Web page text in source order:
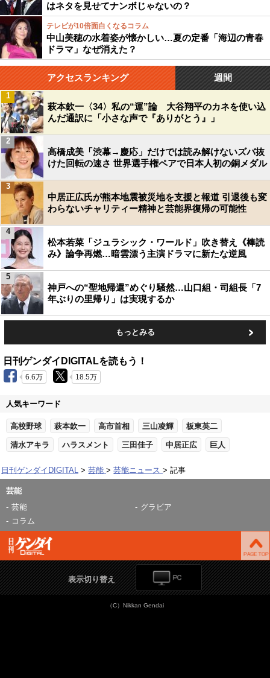
はネタを見せてナンボじゃないの？
テレビが10倍面白くなるコラム
中山美穂の水着姿が懐かしい…夏の定番「海辺の青春
ドラマ」なぜ消えた？
アクセスランキング 週間
萩本欽一〈34〉私の“運”論 大谷翔平のカネを使い込
んだ通訳に「小さな声で『ありがとう』」
1
高橋成美「渋幕→慶応」だけでは読み解けないズバ抜
けた回転の速さ 世界選手権ペアで日本人初の銅メダル
2
中居正広氏が熊本地震被災地を支援と報道 引退後も変
わらないチャリティー精神と芸能界復帰の可能性
3
松本若菜「ジュラシック・ワールド」吹き替え《棒読
み》論争再燃…暗雲漂う主演ドラマに新たな逆風
4
神戸への“聖地帰還”めぐり騒然…山口組・司組長「7
年ぶりの里帰り」は実現するか
5
もっとみる
日刊ゲンダイDIGITALを読もう！
6.6万 18.5万
人気キーワード
高校野球 萩本欽一 高市首相 三山凌輝 板東英二
清水アキラ ハラスメント 三田佳子 中居正広 巨人
日刊ゲンダイDIGITAL 芸能 芸能ニュース 記事
芸能
芸能
グラビア
コラム
表示切り替え
（C）Nikkan Gendai